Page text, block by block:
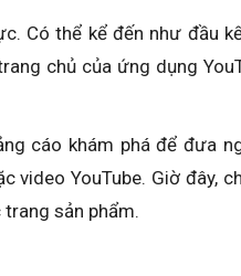
Có thể kể đến như đầu
chủ của ứng dụng
cáo khám phá để đưa
video YouTube. Giờ đây,
sản phẩm.